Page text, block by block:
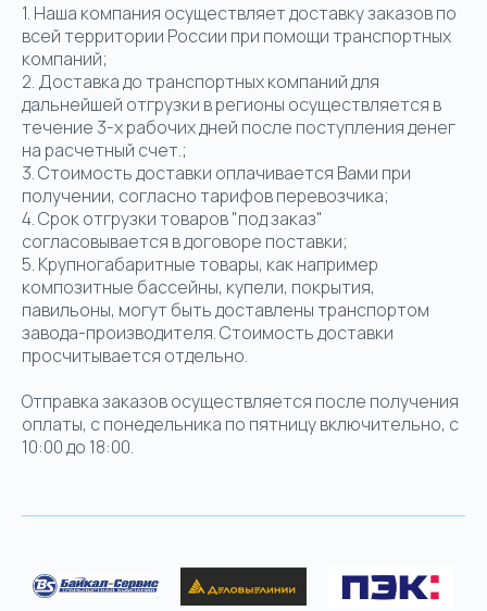
1. Наша компания осуществляет доставку заказов по
всей территории России при помощи транспортных
компаний;
2. Доставка до транспортных компаний для
дальнейшей отгрузки в регионы осуществляется в
течение 3-х рабочих дней после поступления денег
на расчетный счет.;
3. Стоимость доставки оплачивается Вами при
получении, согласно тарифов перевозчика;
4. Срок отгрузки товаров "под заказ"
согласовывается в договоре поставки;
5. Крупногабаритные товары, как например
композитные бассейны, купели, покрытия,
павильоны, могут быть доставлены транспортом
завода-производителя. Стоимость доставки
просчитывается отдельно.
Отправка заказов осуществляется после получения
оплаты, с понедельника по пятницу включительно, с
10:00 до 18:00.